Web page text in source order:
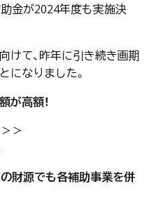
助金が2024年度も実施決
けて、昨年に引き続き画期
になりました。
が高額！
＞
財源でも各補助事業を併